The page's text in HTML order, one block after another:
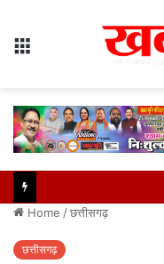
Home /छत्तीसगढ़
छत्तीसगढ़